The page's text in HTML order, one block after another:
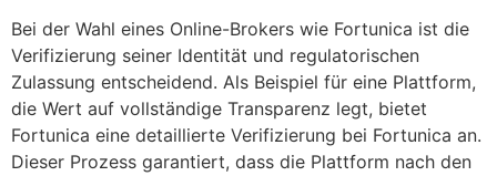
Bei der Wahl eines Online-Brokers wie Fortunica ist die
Verifizierung seiner Identität und regulatorischen
Zulassung entscheidend. Als Beispiel für eine Plattform,
die Wert auf vollständige Transparenz legt, bietet
Fortunica eine detaillierte Verifizierung bei Fortunica an.
Dieser Prozess garantiert, dass die Plattform nach den